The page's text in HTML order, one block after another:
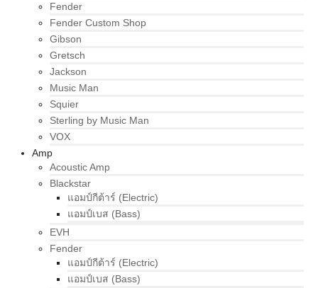
Fender
Fender Custom Shop
Gibson
Gretsch
Jackson
Music Man
Squier
Sterling by Music Man
VOX
Amp
Acoustic Amp
Blackstar
แอมป์กีต้าร์ (Electric)
แอมป์เบส (Bass)
EVH
Fender
แอมป์กีต้าร์ (Electric)
แอมป์เบส (Bass)